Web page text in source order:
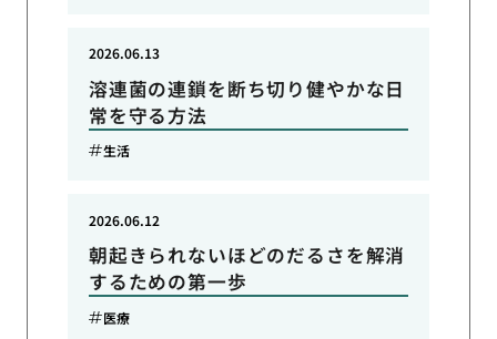
溶連菌の連鎖を断ち切り健やかな日
常を守る方法
2026.06.13
生活
朝起きられないほどのだるさを解消
するための第一歩
2026.06.12
医療